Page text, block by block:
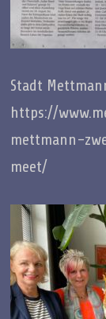
Stadt
https://
mettmann-
meet/